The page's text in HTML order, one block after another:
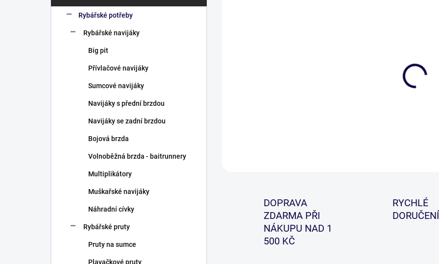
s
kategorie
Rybářské potřeby
Rybářské navijáky
Big pit
Přívlačové navijáky
Sumcové navijáky
Navijáky s přední brzdou
Navijáky se zadní brzdou
Bojová brzda
Volnoběžná brzda - baitrunnery
Multiplikátory
Muškařské navijáky
Náhradní cívky
Rybářské pruty
Pruty na sumce
Plavačkové pruty
DOPRAVA
ZDARMA PŘI
NÁKUPU NAD 1
500 KČ
RYCHLÉ
DORUČENÍ